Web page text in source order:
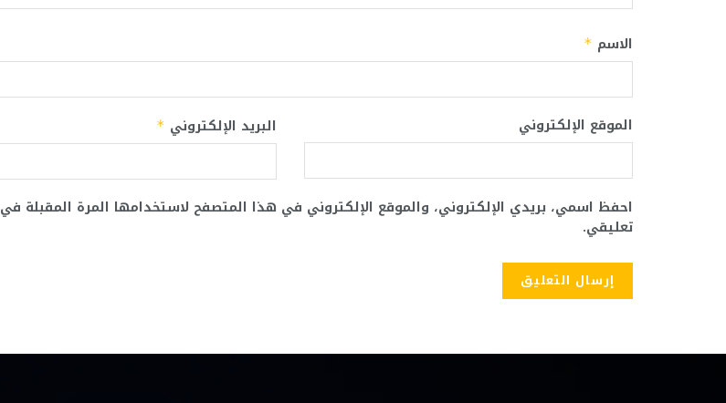
الاسم *
البريد الإلكتروني * الموقع الإلكتروني
احفظ اسمي، بريدي الإلكتروني، والموقع الإلكتروني في هذا المتصفح لاستخدامها المرة المقبلة في
تعليقي.